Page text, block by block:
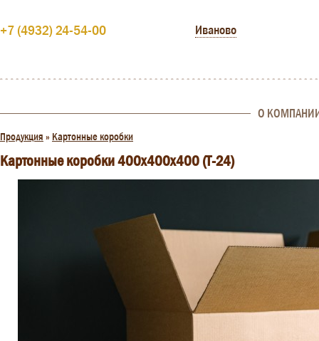
+7 (4932) 24-54-00 Иваново
О
Продукция » Картонные коробки
Картонные коробки 400x400x400 (Т-24)